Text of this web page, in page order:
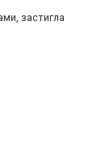
застигла